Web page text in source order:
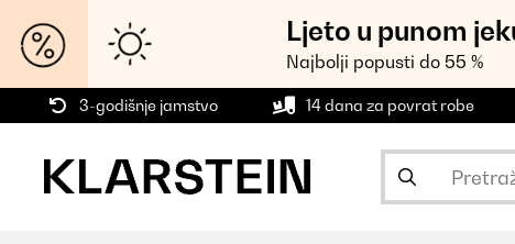
Ljeto u punom
Najbolji popusti do 55 %
3-godišnje jamstvo 14 dana za povrat robe